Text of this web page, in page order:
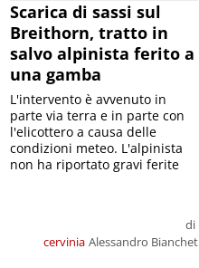
Scarica di sassi sul
Breithorn, tratto in
salvo alpinista ferito a
una gamba
cervinia
di
Alessandro Bianchet
L'intervento è avvenuto in
parte via terra e in parte con
l'elicottero a causa delle
condizioni meteo. L'alpinista
non ha riportato gravi ferite